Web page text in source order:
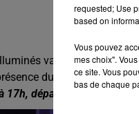
va s'élancer
du Père Noël.
17h, départ de la rue de la
requested; Use
based on
Vous pouvez
mes choix".
ce site. Vous
bas de chaque